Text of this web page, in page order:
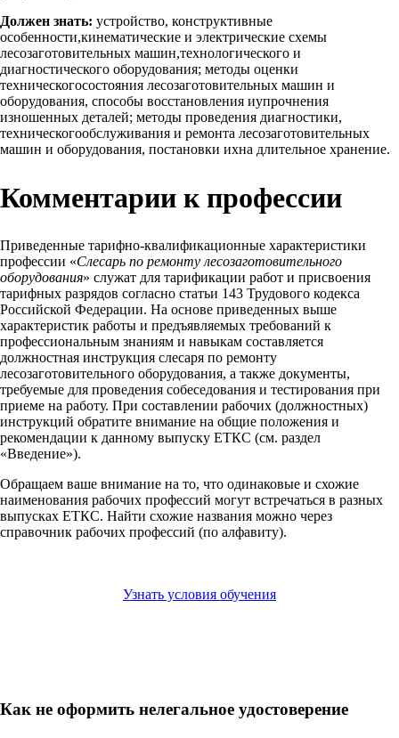
Должен знать: устройство, конструктивные
особенности,кинематические и электрические схемы
лесозаготовительных машин,технологического и
диагностического оборудования; методы оценки
техническогосостояния лесозаготовительных машин и
оборудования, способы восстановления иупрочнения
изношенных деталей; методы проведения диагностики,
техническогообслуживания и ремонта лесозаготовительных
машин и оборудования, постановки ихна длительное хранение.
Комментарии к профессии
Приведенные тарифно-квалификационные характеристики
профессии «Слесарь по ремонту лесозаготовительного
оборудования» служат для тарификации работ и присвоения
тарифных разрядов согласно статьи 143 Трудового кодекса
Российской Федерации. На основе приведенных выше
характеристик работы и предъявляемых требований к
профессиональным знаниям и навыкам составляется
должностная инструкция слесаря по ремонту
лесозаготовительного оборудования, а также документы,
требуемые для проведения собеседования и тестирования при
приеме на работу. При составлении рабочих (должностных)
инструкций обратите внимание на общие положения и
рекомендации к данному выпуску ЕТКС (см. раздел
«Введение»).
Обращаем ваше внимание на то, что одинаковые и схожие
наименования рабочих профессий могут встречаться в разных
выпусках ЕТКС. Найти схожие названия можно через
справочник рабочих профессий (по алфавиту).
Узнать условия обучения
Как не оформить нелегальное удостоверение